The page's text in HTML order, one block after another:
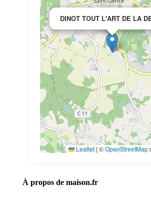
DINOT TOUT L'ART DE LA
Leaflet | ©OpenStreetMap
À propos de maison.fr